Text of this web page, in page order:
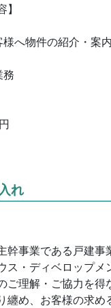
】
へ物件の紹介・案内
務
れ
幹事業である戸建事
ス・ディベロップメ
ご理解・ご協力を得
纏め、お客様の求め